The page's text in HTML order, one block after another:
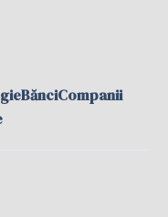
BănciCompanii